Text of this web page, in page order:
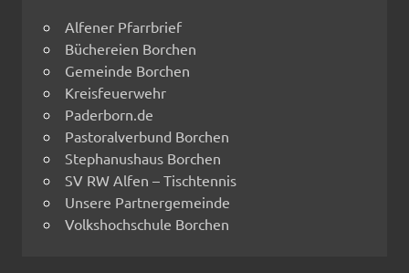
Alfener Pfarrbrief
Büchereien Borchen
Gemeinde Borchen
Kreisfeuerwehr
Paderborn.de
Pastoralverbund Borchen
Stephanushaus Borchen
SV RW Alfen – Tischtennis
Unsere Partnergemeinde
Volkshochschule Borchen